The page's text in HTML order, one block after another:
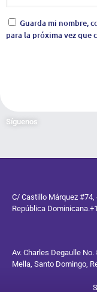
Guarda mi nombre,
para la próxima vez que
Síguenos
C/ Castillo Márquez #74,
República Dominicana.
Av. Charles Degaulle
Mella, Santo Domingo,